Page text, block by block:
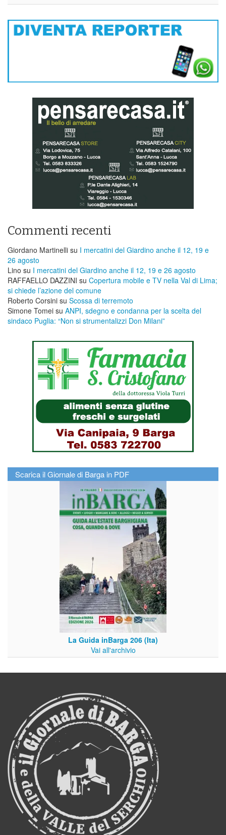
Commenti recenti
Giordano Martinelli su I mercatini del Giardino anche il 12, 19 e
26 agosto
Lino su I mercatini del Giardino anche il 12, 19 e 26 agosto
RAFFAELLO DAZZINI su ​Copertura mobile e TV nella Val di Lima;
si chiede l’azione del comune
Roberto Corsini su Scossa di terremoto
Simone Tomei su ANPI, sdegno e condanna per la scelta del
sindaco Puglia: “Non si strumentalizzi Don Milani”
Scarica il Giornale di Barga in PDF
La Guida inBarga 206 (Ita)
Vai all'archivio